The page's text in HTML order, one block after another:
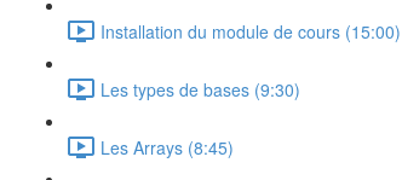
Installation du module de cours (15:00)
Les types de bases (9:30)
Les Arrays (8:45)